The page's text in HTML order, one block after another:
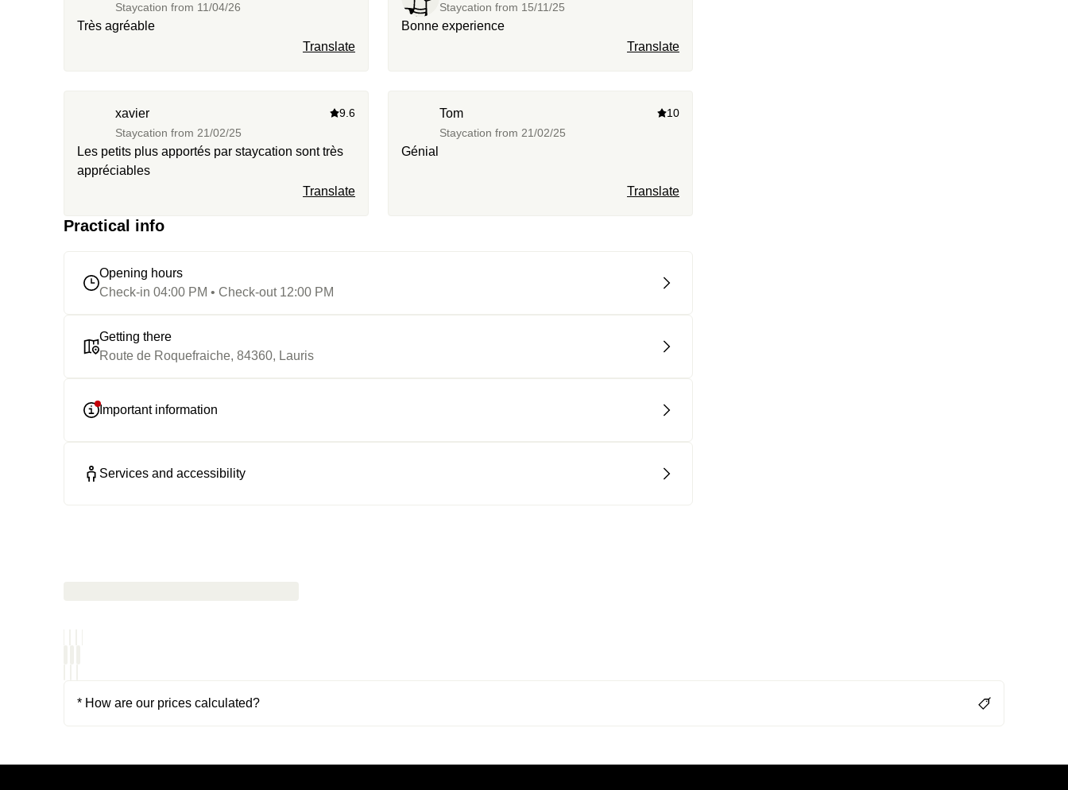
Staycation from 11/04/26
Très agréable
Translate
Staycation from 15/11/25
Bonne experience
Translate
xavier
Staycation from 21/02/25
9.6
Les petits plus apportés par staycation sont très
appréciables
Translate
Tom
Staycation from 21/02/25
10
Génial
Translate
Practical info
Opening hours
Check-in 04:00 PM • Check-out 12:00 PM
Getting there
Route de Roquefraiche, 84360, Lauris
Important information
Services and accessibility
* How are our prices calculated?